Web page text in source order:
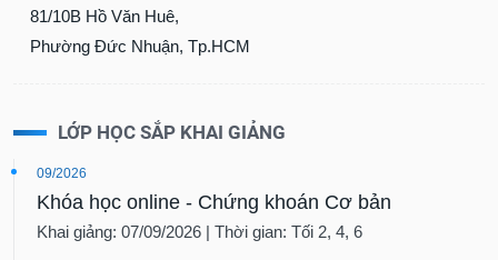
81/10B Hồ Văn Huê,
Phường Đức Nhuận, Tp.HCM
LỚP HỌC SẮP KHAI GIẢNG
09/2026
Khóa học online - Chứng khoán Cơ bản
Khai giảng: 07/09/2026 | Thời gian: Tối 2, 4, 6